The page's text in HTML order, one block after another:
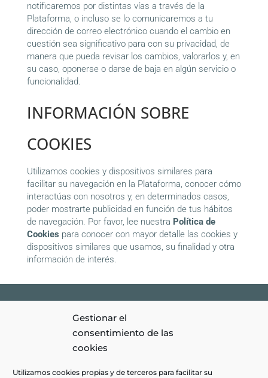
Gestionar el
consentimiento de las
cookies
Utilizamos cookies propias y de terceros para facilitar su
notificaremos por distintas vías a través de la
Plataforma, o incluso se lo comunicaremos a tu
dirección de correo electrónico cuando el cambio en
cuestión sea significativo para con su privacidad, de
manera que pueda revisar los cambios, valorarlos y, en
su caso, oponerse o darse de baja en algún servicio o
funcionalidad.
INFORMACIÓN SOBRE
COOKIES
Utilizamos cookies y dispositivos similares para
facilitar su navegación en la Plataforma, conocer cómo
interactúas con nosotros y, en determinados casos,
poder mostrarte publicidad en función de tus hábitos
de navegación. Por favor, lee nuestra Política de
Cookies para conocer con mayor detalle las cookies y
dispositivos similares que usamos, su finalidad y otra
información de interés.
Política de privacidad| Política de Cookies
web amarillo huevo|